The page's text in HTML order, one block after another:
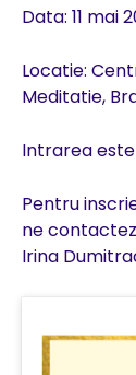
Data: 11 mai
Locatie:
Meditatie,
Intrarea
Pentru
ne
Irina